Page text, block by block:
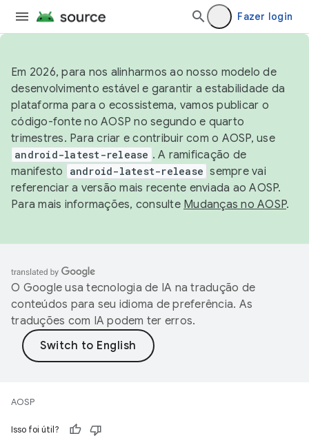
Fazer login
Em 2026, para nos alinharmos ao nosso modelo de
desenvolvimento estável e garantir a estabilidade da
plataforma para o ecossistema, vamos publicar o
código-fonte no AOSP no segundo e quarto
trimestres. Para criar e contribuir com o AOSP, use
android-latest-release . A ramificação de
manifesto
android-latest-release sempre vai
referenciar a versão mais recente enviada ao AOSP.
Para mais informações, consulte Mudanças no AOSP.
O Google usa tecnologia de IA na tradução de
conteúdos para seu idioma de preferência. As
traduções com IA podem ter erros.
AOSP
Isso foi útil?